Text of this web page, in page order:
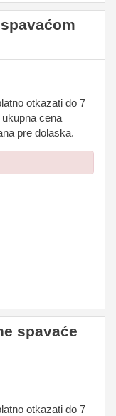
otkazati do 7
cena
pre dolaska.
spavaće
otkazati do 7